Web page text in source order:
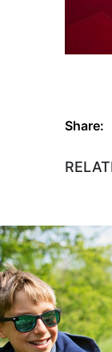
Share: